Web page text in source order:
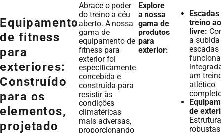
Equipamento
de fitness
para
exteriores:
Construído
para os
elementos,
projetado
Abrace o poder
do treino a céu
aberto. A nossa
gama de
equipamento de
fitness para
exterior foi
especificamente
concebida e
construída para
resistir às
condições
climatéricas
mais adversas,
proporcionando
Explore
a nossa
gama de
produtos
para
exterior:
Escadas
treino
livre:
a subida
escadas
um
atlético
de